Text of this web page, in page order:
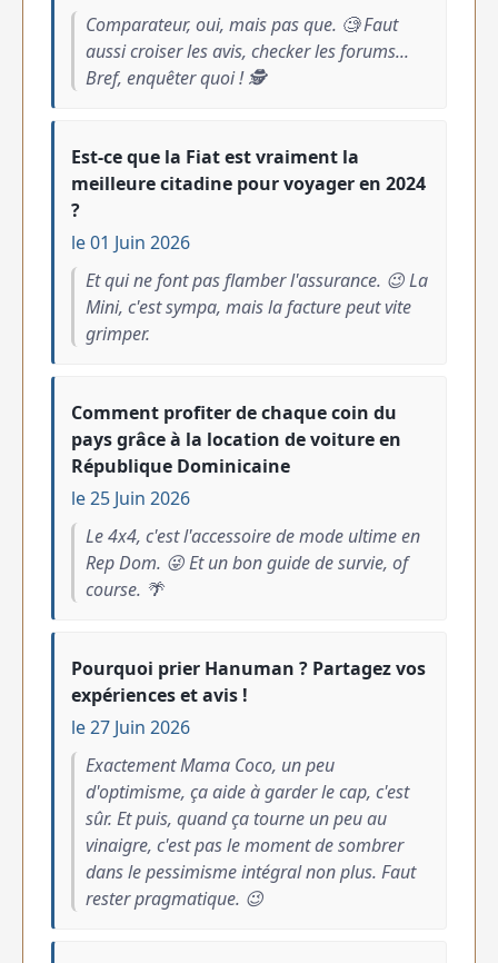
Comparateur, oui, mais pas que. 🧐 Faut
aussi croiser les avis, checker les forums...
Bref, enquêter quoi ! 🕵️
Est-ce que la Fiat est vraiment la
meilleure citadine pour voyager en 2024
?
le 01 Juin 2026
Et qui ne font pas flamber l'assurance. 😉 La
Mini, c'est sympa, mais la facture peut vite
grimper.
Comment profiter de chaque coin du
pays grâce à la location de voiture en
République Dominicaine
le 25 Juin 2026
Le 4x4, c'est l'accessoire de mode ultime en
Rep Dom. 😜 Et un bon guide de survie, of
course. 🌴
Pourquoi prier Hanuman ? Partagez vos
expériences et avis !
le 27 Juin 2026
Exactement Mama Coco, un peu
d'optimisme, ça aide à garder le cap, c'est
sûr. Et puis, quand ça tourne un peu au
vinaigre, c'est pas le moment de sombrer
dans le pessimisme intégral non plus. Faut
rester pragmatique. 😉